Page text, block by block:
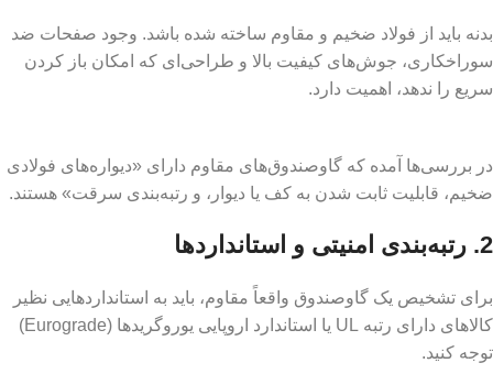
بدنه باید از فولاد ضخیم و مقاوم ساخته شده باشد. وجود صفحات ضد
سوراخکاری، جوش‌های کیفیت بالا و طراحی‌ای که امکان باز کردن
سریع را ندهد، اهمیت دارد.
در بررسی‌ها آمده که گاوصندوق‌های مقاوم دارای «دیواره‌های فولادی
ضخیم، قابلیت ثابت شدن به کف یا دیوار، و رتبه‌بندی سرقت» هستند.
2. رتبه‌بندی امنیتی و استانداردها
برای تشخیص یک گاوصندوق واقعاً مقاوم، باید به استانداردهایی نظیر
کالاهای دارای رتبه UL یا استاندارد اروپایی یوروگرید‌ها (Eurograde)
توجه کنید.